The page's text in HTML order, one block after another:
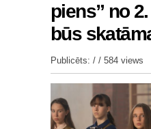
piens” no
būs
Publicēts: / / 584 views